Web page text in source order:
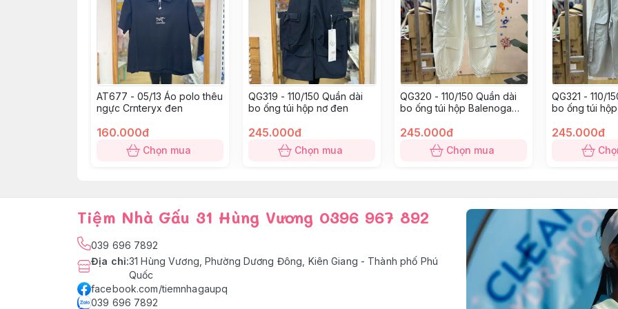
AT677 - 05/13 Áo polo thêu
ngực Crnteryx đen
160.000đ
Chọn mua
QG319 - 110/150 Quần dài
bo ống túi hộp nơ đen
245.000đ
Chọn mua
QG320 - 110/150 Quần dài
bo ống túi hộp Balenoga
245.000đ
Chọn mua
QG321 - 110/
bo ống túi
245.000đ
Tiệm Nhà Gấu 31 Hùng Vương 0396 967 892
039 696 7892
Địa chỉ:31 Hùng Vương, Phường Dương Đông, Kiên Giang - Thành phố Phú
Quốc
facebook.com/tiemnhagaupq
039 696 7892